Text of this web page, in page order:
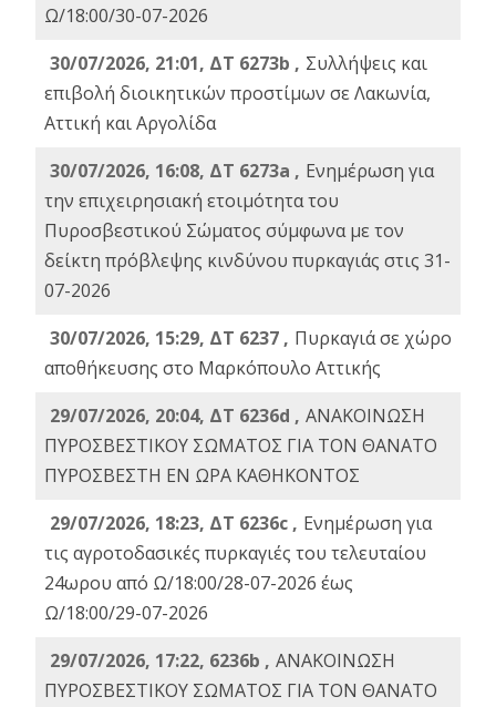
Ω/18:00/30-07-2026
30/07/2026, 21:01, ΔΤ 6273b , Συλλήψεις και
επιβολή διοικητικών προστίμων σε Λακωνία,
Αττική και Αργολίδα
30/07/2026, 16:08, ΔΤ 6273a , Ενημέρωση για
την επιχειρησιακή ετοιμότητα του
Πυροσβεστικού Σώματος σύμφωνα με τον
δείκτη πρόβλεψης κινδύνου πυρκαγιάς στις 31-
07-2026
30/07/2026, 15:29, ΔΤ 6237 , Πυρκαγιά σε χώρο
αποθήκευσης στο Μαρκόπουλο Αττικής
29/07/2026, 20:04, ΔΤ 6236d , ΑΝΑΚΟΙΝΩΣΗ
ΠΥΡΟΣΒΕΣΤΙΚΟΥ ΣΩΜΑΤΟΣ ΓΙΑ ΤΟΝ ΘΑΝΑΤΟ
ΠΥΡΟΣΒΕΣΤΗ ΕΝ ΩΡΑ ΚΑΘΗΚΟΝΤΟΣ
29/07/2026, 18:23, ΔΤ 6236c , Ενημέρωση για
τις αγροτοδασικές πυρκαγιές του τελευταίου
24ωρου από Ω/18:00/28-07-2026 έως
Ω/18:00/29-07-2026
29/07/2026, 17:22, 6236b , ΑΝΑΚΟΙΝΩΣΗ
ΠΥΡΟΣΒΕΣΤΙΚΟΥ ΣΩΜΑΤΟΣ ΓΙΑ ΤΟΝ ΘΑΝΑΤΟ